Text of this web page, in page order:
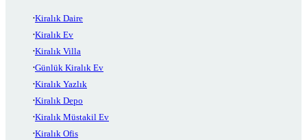
Kiralık Daire
Kiralık Ev
Kiralık Villa
Günlük Kiralık Ev
Kiralık Yazlık
Kiralık Depo
Kiralık Müstakil Ev
Kiralık Ofis